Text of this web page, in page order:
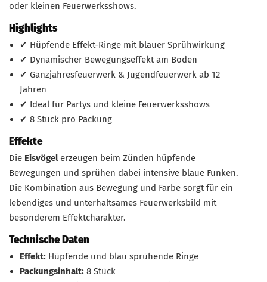
oder kleinen Feuerwerksshows.
Highlights
✔ Hüpfende Effekt-Ringe mit blauer Sprühwirkung
✔ Dynamischer Bewegungseffekt am Boden
✔ Ganzjahresfeuerwerk & Jugendfeuerwerk ab 12
Jahren
✔ Ideal für Partys und kleine Feuerwerksshows
✔ 8 Stück pro Packung
Effekte
Die Eisvögelerzeugen beim Zünden hüpfende
Bewegungen und sprühen dabei intensive blaue Funken.
Die Kombination aus Bewegung und Farbe sorgt für ein
lebendiges und unterhaltsames Feuerwerksbild mit
besonderem Effektcharakter.
Technische Daten
Effekt: Hüpfende und blau sprühende Ringe
Packungsinhalt: 8 Stück